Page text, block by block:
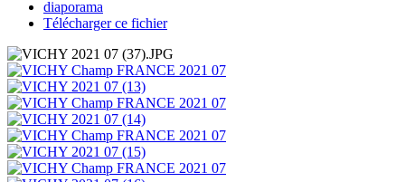
diaporama
Télécharger ce fichier